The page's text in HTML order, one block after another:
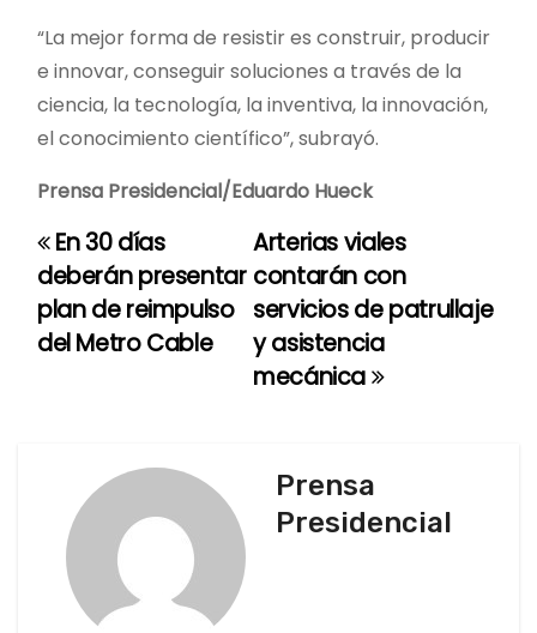
“La mejor forma de resistir es construir, producir
e innovar, conseguir soluciones a través de la
ciencia, la tecnología, la inventiva, la innovación,
el conocimiento científico”, subrayó.
Prensa Presidencial/Eduardo Hueck
N
a
v
Arterias viales
contarán con
servicios de patrullaje
y asistencia
mecánica
En 30 días
deberán presentar
plan de reimpulso
del Metro Cable
Prensa
Presidencial